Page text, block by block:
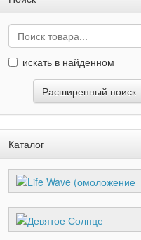
искать в найденном
Расширенный поиск
Каталог